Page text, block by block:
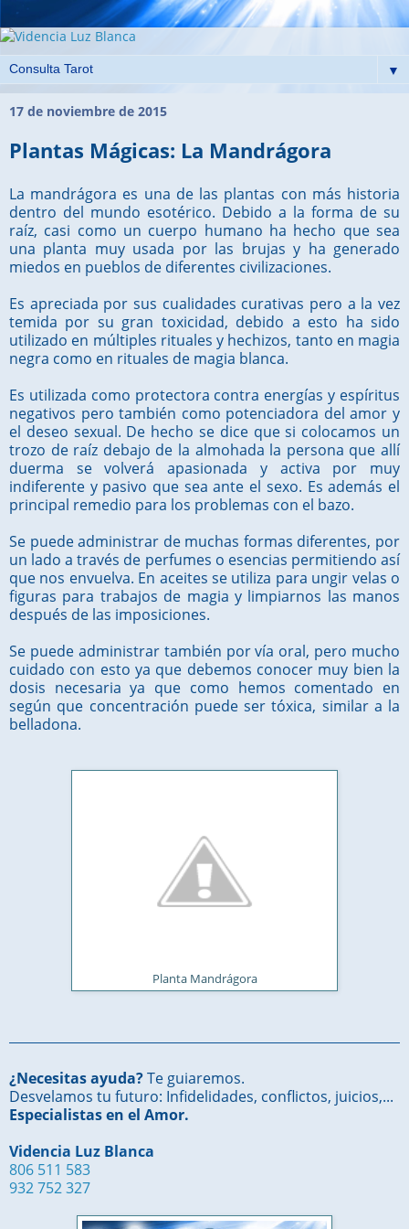
▼
17 de noviembre de 2015
Plantas Mágicas: La Mandrágora
La mandrágora es una de las plantas con más historia
dentro del mundo esotérico. Debido a la forma de su
raíz, casi como un cuerpo humano ha hecho que sea
una planta muy usada por las brujas y ha generado
miedos en pueblos de diferentes civilizaciones.
Es apreciada por sus cualidades curativas pero a la vez
temida por su gran toxicidad, debido a esto ha sido
utilizado en múltiples rituales y hechizos, tanto en magia
negra como en rituales de magia blanca.
Es utilizada como protectora contra energías y espíritus
negativos pero también como potenciadora del amor y
el deseo sexual. De hecho se dice que si colocamos un
trozo de raíz debajo de la almohada la persona que allí
duerma se volverá apasionada y activa por muy
indiferente y pasivo que sea ante el sexo. Es además el
principal remedio para los problemas con el bazo.
Se puede administrar de muchas formas diferentes, por
un lado a través de perfumes o esencias permitiendo así
que nos envuelva. En aceites se utiliza para ungir velas o
figuras para trabajos de magia y limpiarnos las manos
después de las imposiciones.
Se puede administrar también por vía oral, pero mucho
cuidado con esto ya que debemos conocer muy bien la
dosis necesaria ya que como hemos comentado en
según que concentración puede ser tóxica, similar a la
belladona.
Planta Mandrágora
¿Necesitas ayuda?Te guiaremos.
Desvelamos tu futuro: Infidelidades, conflictos, juicios,...
Especialistas en el Amor.
Videncia Luz Blanca
806 511 583
932 752 327